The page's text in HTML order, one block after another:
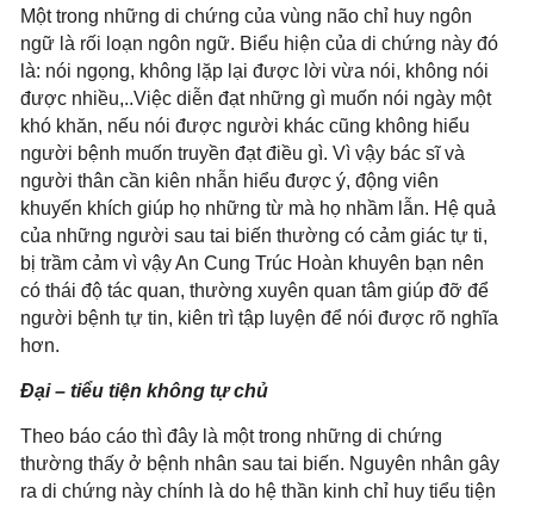
Một trong những di chứng của vùng não chỉ huy ngôn
ngữ là rối loạn ngôn ngữ. Biểu hiện của di chứng này đó
là: nói ngọng, không lặp lại được lời vừa nói, không nói
được nhiều,..Việc diễn đạt những gì muốn nói ngày một
khó khăn, nếu nói được người khác cũng không hiểu
người bệnh muốn truyền đạt điều gì. Vì vậy bác sĩ và
người thân cần kiên nhẫn hiểu được ý, động viên
khuyến khích giúp họ những từ mà họ nhầm lẫn. Hệ quả
của những người sau tai biến thường có cảm giác tự ti,
bị trầm cảm vì vậy An Cung Trúc Hoàn khuyên bạn nên
có thái độ tác quan, thường xuyên quan tâm giúp đỡ để
người bệnh tự tin, kiên trì tập luyện để nói được rõ nghĩa
hơn.
Đại – tiểu tiện không tự chủ
Theo báo cáo thì đây là một trong những di chứng
thường thấy ở bệnh nhân sau tai biến. Nguyên nhân gây
ra di chứng này chính là do hệ thần kinh chỉ huy tiểu tiện